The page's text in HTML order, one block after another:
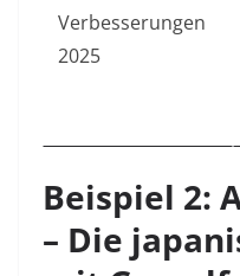
Verbesserungen
2025
Beispiel 2:
– Die